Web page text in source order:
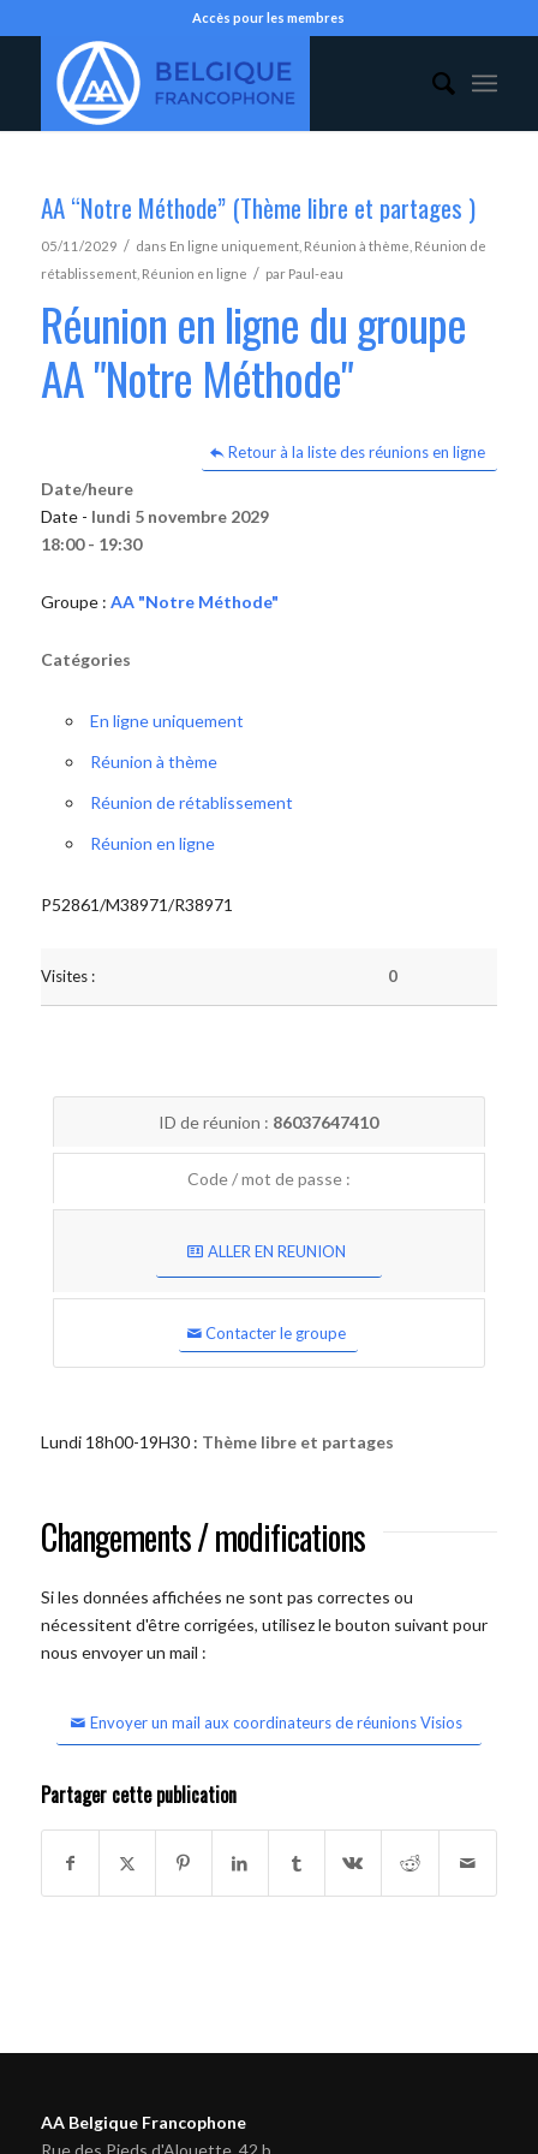
Accès pour les membres
AA “Notre Méthode” (Thème libre et partages )
05/11/2029 / dans En ligne uniquement, Réunion à thème Réunion de
rétablissement, Réunion en ligne / par Paul-eau
Réunion en ligne du groupe
AA "Notre Méthode"
Retour à la liste des réunions en ligne
Date/heure
Date - lundi 5 novembre 2029
18:00 - 19:30
Groupe : AA "Notre Méthode"
Catégories
En ligne uniquement
Réunion à thème
Réunion de rétablissement
Réunion en ligne
P52861/M38971/R38971
Visites : 0
ID de réunion : 86037647410
Code / mot de passe :
ALLER EN REUNION
Contacter le groupe
Lundi 18h00-19H30 : Thème libre et partages
Changements / modifications
Si les données affichées ne sont pas correctes ou
nécessitent d'être corrigées, utilisez le bouton suivant pour
nous envoyer un mail :
Envoyer un mail aux coordinateurs de réunions Visios
Partager cette publication
AA Belgique Francophone
Rue des Pieds d'Alouette, 42 b